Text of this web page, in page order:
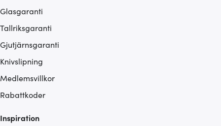
Glasgaranti
Tallriksgaranti
Gjutjärnsgaranti
Knivslipning
Medlemsvillkor
Rabattkoder
Inspiration